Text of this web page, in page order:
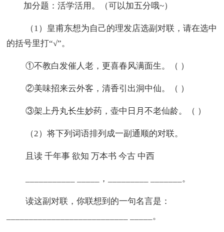
加分题：活学活用。（可以加五分哦~）
（1）皇甫东想为自己的理发店选副对联，请在选中
的括号里打“√”。
①不教白发催人老，更喜春风满面生。（ ）
②美味招来云外客，清香引出洞中仙。（ ）
③架上丹丸长生妙药，壶中日月不老仙龄。（ ）
（2）将下列词语排列成一副通顺的对联。
且读 千年事 欲知 万本书 今古 中西
___________ _____，_________ _______。
读这副对联，你联想到的一句名言是：
___________________________ _____。